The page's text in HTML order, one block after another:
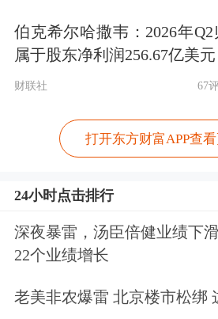
投资咨询、资产管理业
年12月，弘业期货在香
事实上，这是弘业期货
上市。早在2017年12月
受理了弘业期货的《首
并上市》申请。2017年
证监会受理了该申请。
伯克希尔哈撒韦：2026年Q2
属于股东净利润256.67亿美元
财联社 67
打开东方财富APP查
24小时点击排行
深夜暴雷，汤臣倍健业绩下
22个业绩增长
老美非农爆雷 北京楼市松绑